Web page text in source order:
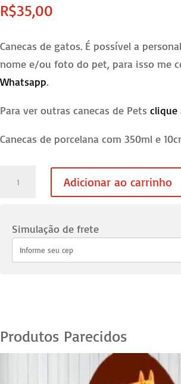
R$35,00
Canecas de gatos. É possível a
nome e/ou foto do pet, para isso me
Whatsapp.
Para ver outras canecas de Pets clique
Canecas de porcelana com 350ml e
quantidade
Adicionar ao carrinho
Simulação de frete
Produtos Parecidos